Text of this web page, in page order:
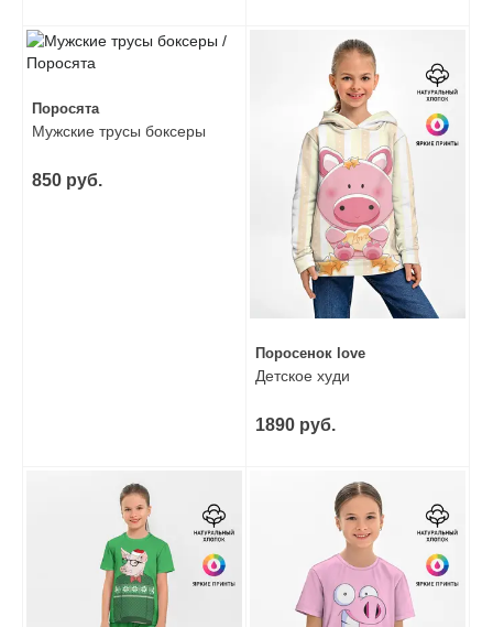
Поросята
Мужские трусы боксеры
850 руб.
Поросенок love
Детское худи
1890 руб.